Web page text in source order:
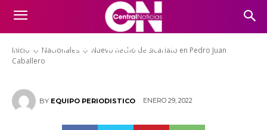
Inicio Nacionales
Nuevo hecho de sicariato en Pedro Juan
Caballero
Nuevo hecho de sicariato en
Pedro Juan Caballero
BY EQUIPO PERIODISTICO ENERO 29, 2022